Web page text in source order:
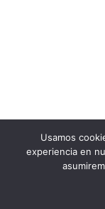
Usamos
experiencia en